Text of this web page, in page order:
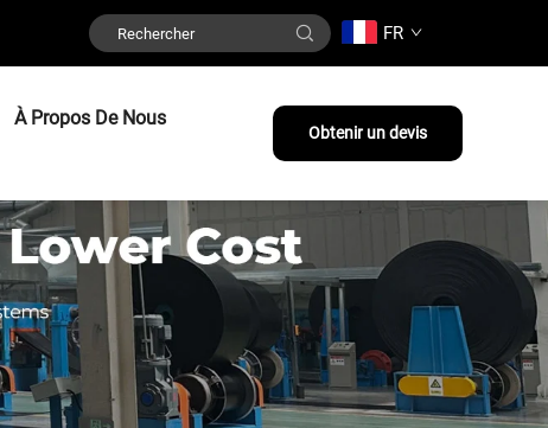
FR
À Propos De Nous
Obtenir un devis